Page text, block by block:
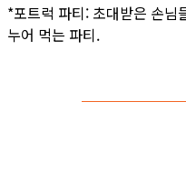
*포트럭 파티: 초대받은 손님
누어 먹는 파티.